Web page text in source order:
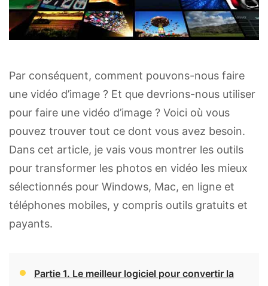
Par conséquent, comment pouvons-nous faire
une vidéo d’image ? Et que devrions-nous utiliser
pour faire une vidéo d’image ? Voici où vous
pouvez trouver tout ce dont vous avez besoin.
Dans cet article, je vais vous montrer les outils
pour transformer les photos en vidéo les mieux
sélectionnés pour Windows, Mac, en ligne et
téléphones mobiles, y compris outils gratuits et
payants.
Partie 1. Le meilleur logiciel pour convertir la